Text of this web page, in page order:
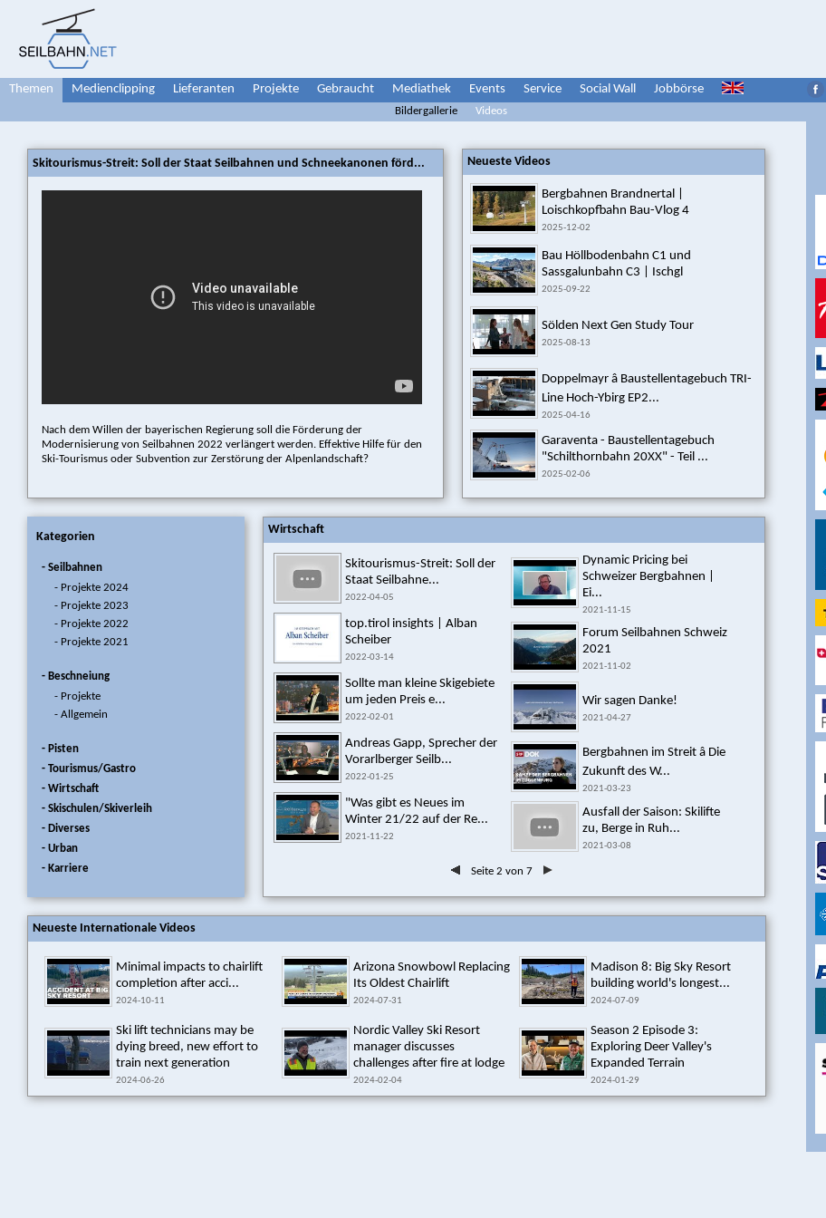
Themen Medienclipping Lieferanten Projekte Gebraucht Mediathek Events Service Social Wall Jobbörse
Bildergallerie Videos
Skitourismus-Streit: Soll der Staat Seilbahnen und Schneekanonen förd...
Nach dem Willen der bayerischen Regierung soll die Förderung der
Modernisierung von Seilbahnen 2022 verlängert werden. Effektive Hilfe für den
Ski-Tourismus oder Subvention zur Zerstörung der Alpenlandschaft?
Neueste Videos
Bergbahnen Brandnertal |
Loischkopfbahn Bau-Vlog 4
2025-12-02
Bau Höllbodenbahn C1 und
Sassgalunbahn C3 | Ischgl
2025-09-22
Sölden Next Gen Study Tour
2025-08-13
Doppelmayr â Baustellentagebuch TRI-
Line Hoch-Ybirg EP2...
2025-04-16
Garaventa - Baustellentagebuch
"Schilthornbahn 20XX" - Teil ...
2025-02-06
Kategorien
- Seilbahnen
- Projekte 2024
- Projekte 2023
- Projekte 2022
- Projekte 2021
- Beschneiung
- Projekte
- Allgemein
- Pisten
- Tourismus/Gastro
- Wirtschaft
- Skischulen/Skiverleih
- Diverses
- Urban
- Karriere
Wirtschaft
Skitourismus-Streit: Soll der
Staat Seilbahne...
2022-04-05
top.tirol insights | Alban
Scheiber
2022-03-14
Sollte man kleine Skigebiete
um jeden Preis e...
2022-02-01
Andreas Gapp, Sprecher der
Vorarlberger Seilb...
2022-01-25
"Was gibt es Neues im
Winter 21/22 auf der Re...
2021-11-22
Dynamic Pricing bei
Schweizer Bergbahnen |
Ei...
2021-11-15
Forum Seilbahnen Schweiz
2021
2021-11-02
Wir sagen Danke!
2021-04-27
Bergbahnen im Streit â Die
Zukunft des W...
2021-03-23
Ausfall der Saison: Skilifte
zu, Berge in Ruh...
2021-03-08
Seite 2 von 7
Neueste Internationale Videos
Minimal impacts to chairlift
completion after acci...
2024-10-11
Arizona Snowbowl Replacing
Its Oldest Chairlift
2024-07-31
Madison 8: Big Sky Resort
building world's longest...
2024-07-09
Ski lift technicians may be
dying breed, new effort to
train next generation
2024-06-26
Nordic Valley Ski Resort
manager discusses
challenges after fire at lodge
2024-02-04
Season 2 Episode 3:
Exploring Deer Valley's
Expanded Terrain
2024-01-29